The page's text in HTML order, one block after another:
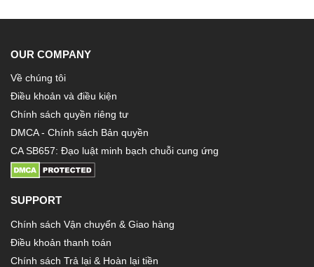
OUR COMPANY
Về chúng tôi
Điều khoản và điều kiện
Chính sách quyền riêng tư
DMCA - Chính sách Bản quyền
CA SB657: Đạo luật minh bạch chuỗi cung ứng
SUPPORT
Chính sách Vận chuyển & Giao hàng
Điều khoản thanh toán
Chính sách Trả lại & Hoàn lại tiền